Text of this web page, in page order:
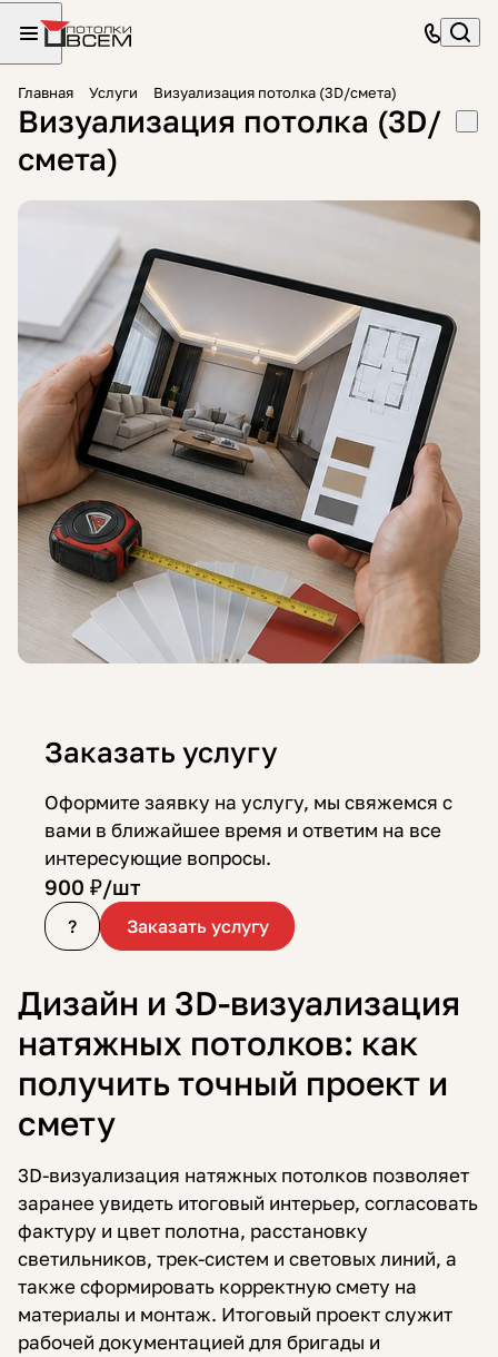
Главная Услуги Визуализация потолка (3D/смета)
Визуализация потолка (3D/
смета)
Заказать услугу
Оформите заявку на услугу, мы свяжемся с
вами в ближайшее время и ответим на все
интересующие вопросы.
900 ₽/шт
? Заказать услугу
Дизайн и 3D-визуализация
натяжных потолков: как
получить точный проект и
смету
3D-визуализация натяжных потолков позволяет
заранее увидеть итоговый интерьер, согласовать
фактуру и цвет полотна, расстановку
светильников, трек-систем и световых линий, а
также сформировать корректную смету на
материалы и монтаж. Итоговый проект служит
рабочей документацией для бригады и